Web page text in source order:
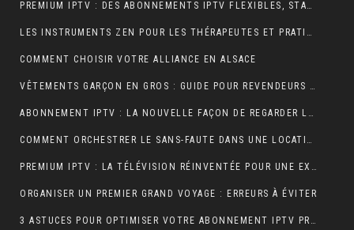
PREMIUM IPTV : DES ABONNEMENTS IPTV FLEXIBLES, STABLES ET COMPLETS
LES INSTRUMENTS ZEN POUR LES THÉRAPEUTES ET PRATIQUANTS DE YOGA
COMMENT CHOISIR VOTRE ALLIANCE EN ALSACE
VÊTEMENTS GARÇON EN GROS : GUIDE POUR REVENDEURS ET MAGASINS
ABONNEMENT IPTV : LA NOUVELLE FAÇON DE REGARDER LA TÉLÉVISION
COMMENT ORCHESTRER LE SANS-FAUTE DANS UNE LOCATION SAISONNIÈRE ?
PREMIUM IPTV : LA TÉLÉVISION RÉINVENTÉE POUR UNE EXPÉRIENCE SUR MESURE
ORGANISER UN PREMIER GRAND VOYAGE : ERREURS À ÉVITER
3 ASTUCES POUR OPTIMISER VOTRE ABONNEMENT IPTV PREMIUM EN FRANCE